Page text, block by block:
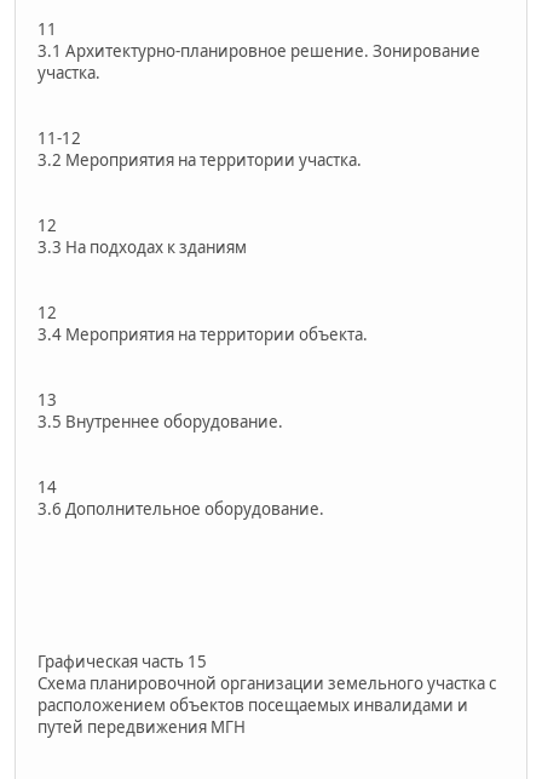
11
3.1 Архитектурно-планировное решение. Зонирование
участка.
11-12
3.2 Мероприятия на территории участка.
12
3.3 На подходах к зданиям
12
3.4 Мероприятия на территории объекта.
13
3.5 Внутреннее оборудование.
14
3.6 Дополнительное оборудование.
Графическая часть 15
Схема планировочной организации земельного участка с
расположением объектов посещаемых инвалидами и
путей передвижения МГН